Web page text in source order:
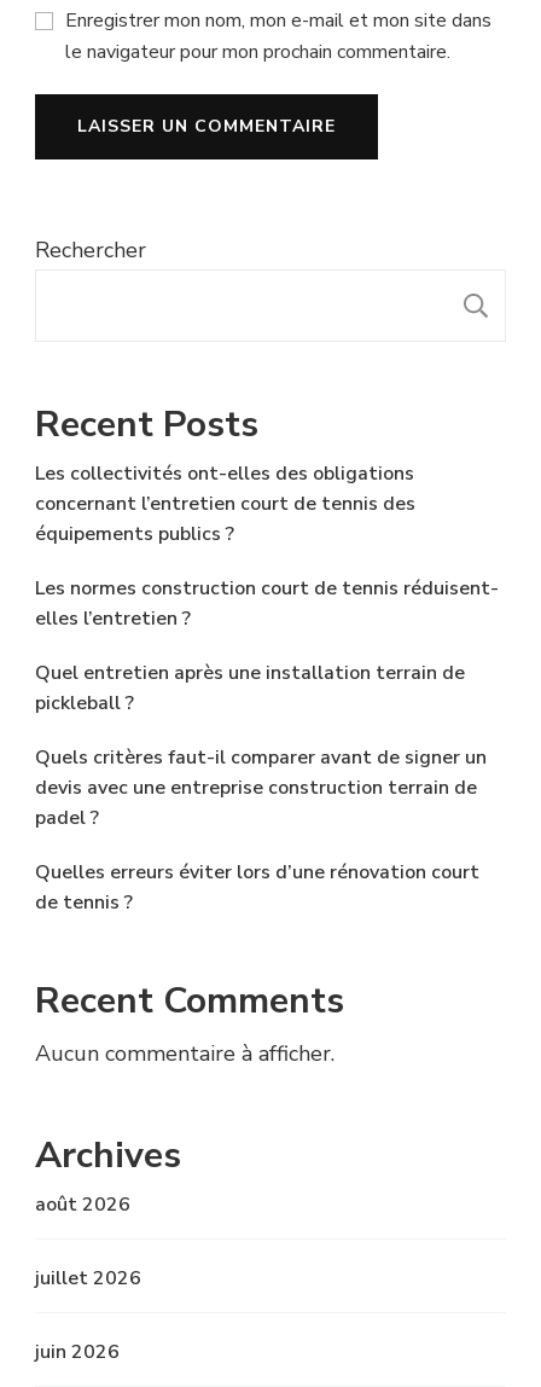
Enregistrer mon nom, mon e-mail et mon site dans
le navigateur pour mon prochain commentaire.
Rechercher
Recent Posts
Les collectivités ont-elles des obligations
concernant l’entretien court de tennis des
équipements publics ?
Les normes construction court de tennis réduisent-
elles l’entretien ?
Quel entretien après une installation terrain de
pickleball ?
Quels critères faut-il comparer avant de signer un
devis avec une entreprise construction terrain de
padel ?
Quelles erreurs éviter lors d’une rénovation court
de tennis ?
Recent Comments
Aucun commentaire à afficher.
Archives
août 2026
juillet 2026
juin 2026